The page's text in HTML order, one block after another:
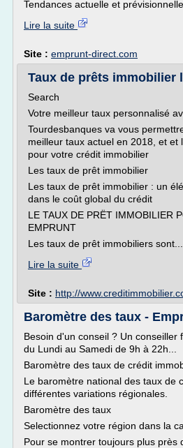
Tendances actuelle et
Lire la suite
Site : emprunt-direct.com
Taux de prêts immobilier
Search
Votre meilleur taux personnalisé
Tourdesbanques va vous
meilleur taux actuel en 2018, et et
pour votre crédit immobilier
Les taux de prêt immobilier
Les taux de prêt immobilier : un
dans le coût global du crédit
LE TAUX DE PRËT IMMOBILIER
EMPRUNT
Les taux de prêt immobiliers sont...
Lire la suite
Site : http://
Baromètre des taux -
Besoin d'un conseil ? Un conseiller
du Lundi au Samedi de 9h à
Baromètre des taux de crédit
Le baromètre national des taux de
différentes variations régionales.
Baromètre des taux
Selectionnez votre région dans la
Pour se montrer toujours plus près